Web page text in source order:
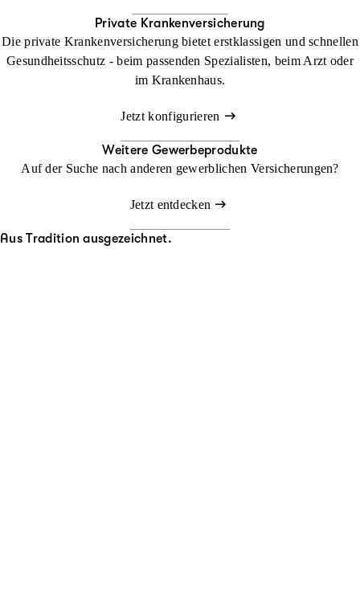
Private Krankenversicherung
Die private Krankenversicherung bietet erstklassigen und schnellen
Gesundheitsschutz - beim passenden Spezialisten, beim Arzt oder
im Krankenhaus.
Jetzt konfigurieren
Weitere Gewerbeprodukte
Auf der Suche nach anderen gewerblichen Versicherungen?
Jetzt entdecken
Aus Tradition ausgezeichnet.